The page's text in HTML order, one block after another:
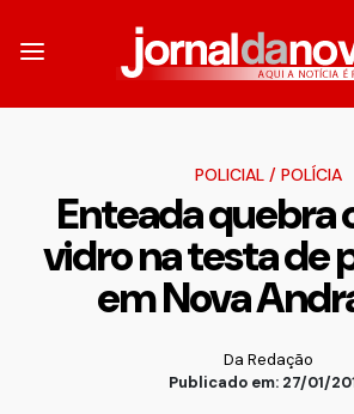
POLICIAL/ POLÍCIA
Enteada quebra
vidro na testa de
em Nova
Da Redação
Publicado em: 27/01/